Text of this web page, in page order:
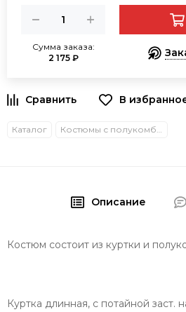
Сумма заказа:
2 175 ₽
В
Каталог Костюмы с полукомбинезонами
Описание
Костюм состоит из куртки и
Куртка длинная, с потайной заст.